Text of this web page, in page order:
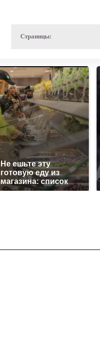
Страницы:
Не ешьте эту
готовую еду из
магазина: список